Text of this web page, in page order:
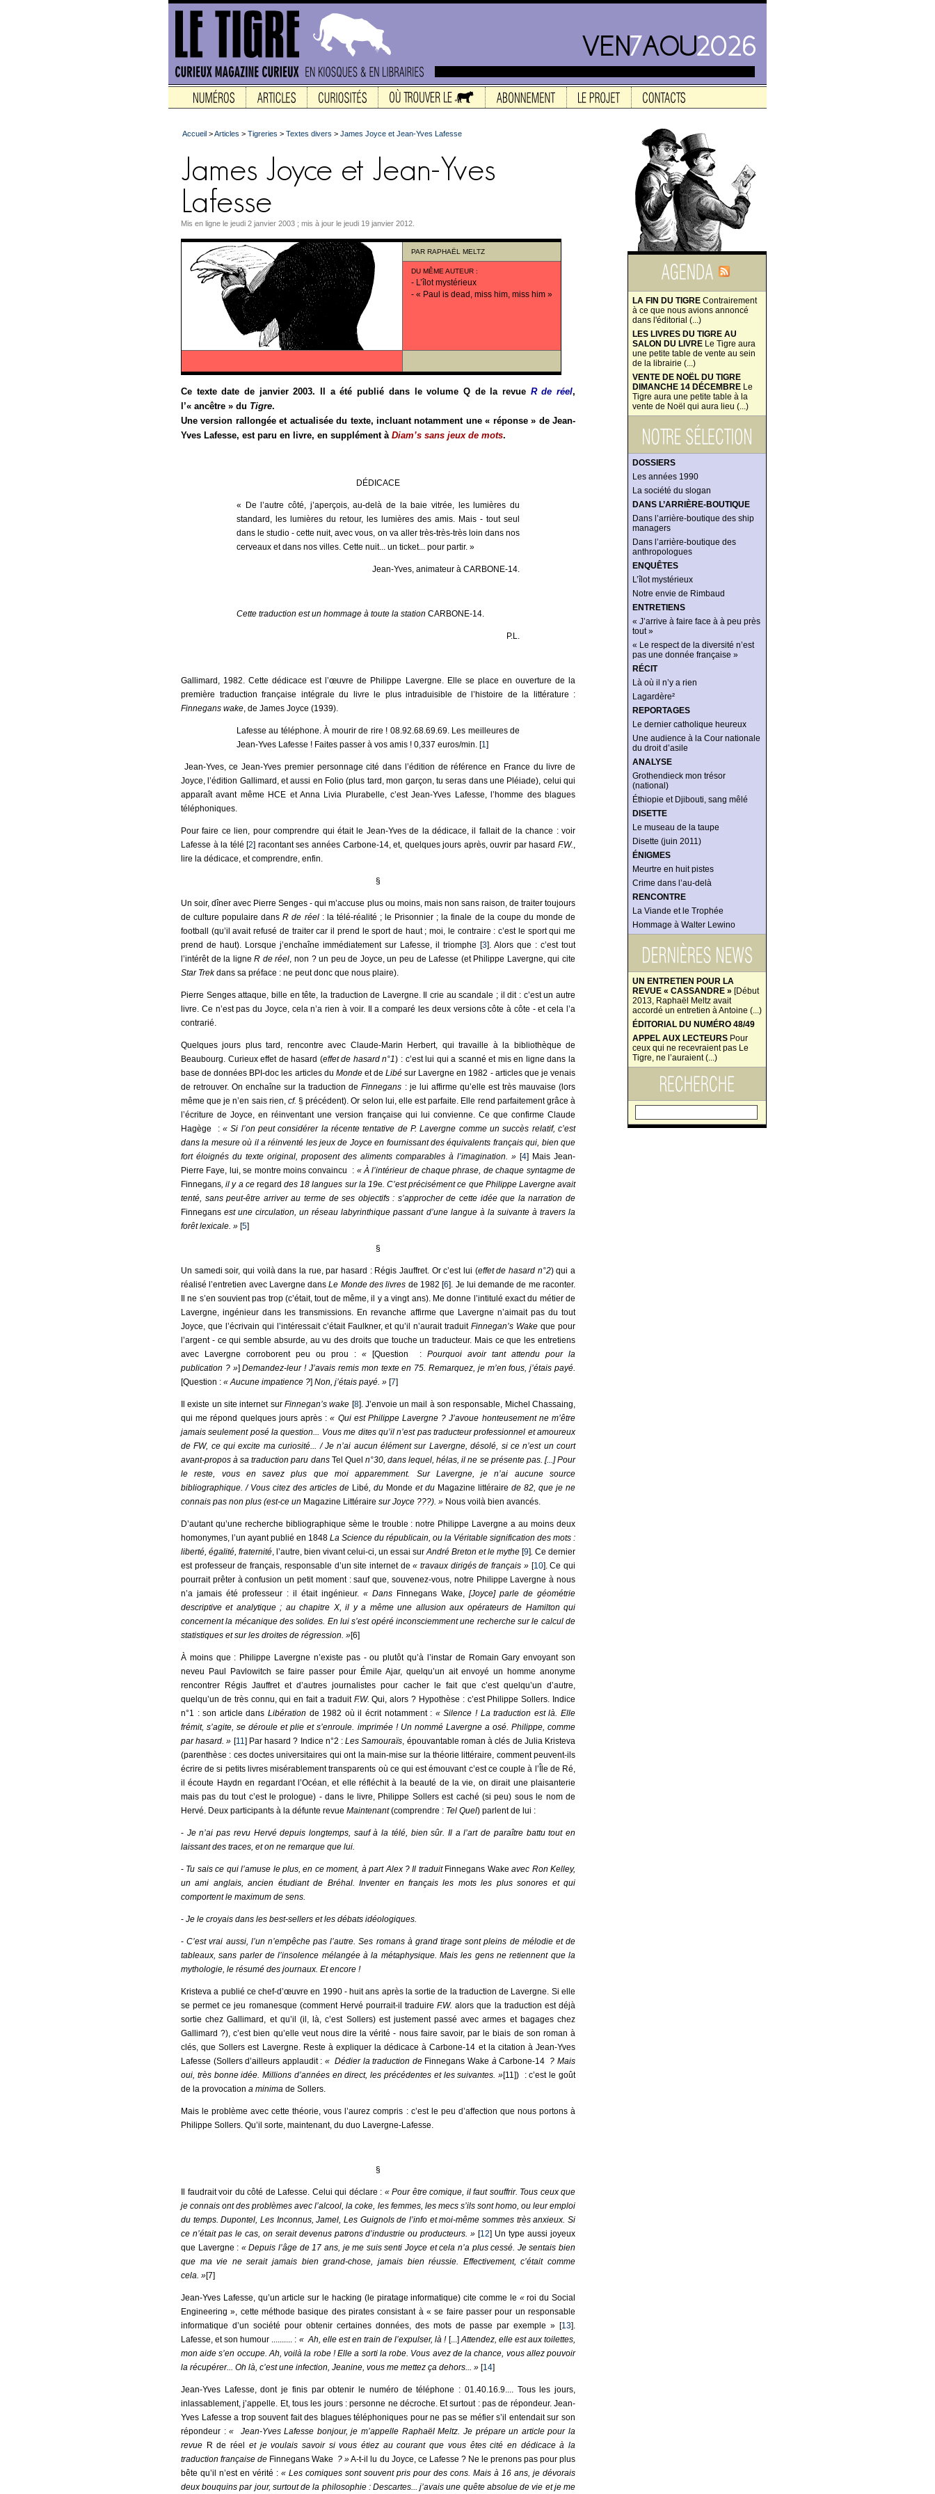
LA FIN DU TIGRE Contrairement
à ce que nous avions annoncé
dans l'éditorial (...)
LES LIVRES DU TIGRE AU
SALON DU LIVRE Le Tigre aura
une petite table de vente au sein
de la librairie (...)
VENTE DE NOËL DU TIGRE
DIMANCHE 14 DÉCEMBRE Le
Tigre aura une petite table à la
vente de Noël qui aura lieu (...)
DOSSIERS
Les années 1990
La société du slogan
DANS L’ARRIÈRE-BOUTIQUE
Dans l’arrière-boutique des ship
managers
Dans l’arrière-boutique des
anthropologues
ENQUÊTES
L’îlot mystérieux
Notre envie de Rimbaud
ENTRETIENS
« J’arrive à faire face à à peu près
tout »
« Le respect de la diversité n’est
pas une donnée française »
RÉCIT
Là où il n’y a rien
Lagardère²
REPORTAGES
Le dernier catholique heureux
Une audience à la Cour nationale
du droit d’asile
ANALYSE
Grothendieck mon trésor
(national)
Éthiopie et Djibouti, sang mêlé
DISETTE
Le museau de la taupe
Disette (juin 2011)
ÉNIGMES
Meurtre en huit pistes
Crime dans l’au-delà
RENCONTRE
La Viande et le Trophée
Hommage à Walter Lewino
UN ENTRETIEN POUR LA
REVUE « CASSANDRE » [Début
2013, Raphaël Meltz avait
accordé un entretien à Antoine (...)
ÉDITORIAL DU NUMÉRO 48/49
APPEL AUX LECTEURS Pour
ceux qui ne recevraient pas Le
Tigre, ne l’auraient (...)
Accueil >Articles > Tigreries > Textes divers > James Joyce et Jean-Yves Lafesse
Mis en ligne le jeudi 2 janvier 2003 ; mis à jour le jeudi 19 janvier 2012.
PAR RAPHAËL MELTZ
DU MÊME AUTEUR :
- L’îlot mystérieux
- « Paul is dead, miss him, miss him »
Ce texte date de janvier 2003. Il a été publié dans le volume Q de la revue R de réel,
l’« ancêtre » du Tigre.
Une version rallongée et actualisée du texte, incluant notamment une « réponse » de Jean-
Yves Lafesse, est paru en livre, en supplément à Diam’s sans jeux de mots.
DÉDICACE
« De l’autre côté, j’aperçois, au-delà de la baie vitrée, les lumières du
standard, les lumières du retour, les lumières des amis. Mais - tout seul
dans le studio - cette nuit, avec vous, on va aller très-très-très loin dans nos
cerveaux et dans nos villes. Cette nuit... un ticket... pour partir. »
Jean-Yves, animateur à CARBONE-14.
Cette traduction est un hommage à toute la station CARBONE-14.
P.L.
Gallimard, 1982. Cette dédicace est l’œuvre de Philippe Lavergne. Elle se place en ouverture de la
première traduction française intégrale du livre le plus intraduisible de l’histoire de la littérature :
Finnegans wake, de James Joyce (1939).
Lafesse au téléphone. À mourir de rire ! 08.92.68.69.69. Les meilleures de
Jean-Yves Lafesse ! Faites passer à vos amis ! 0,337 euros/min. [1]
Jean-Yves, ce Jean-Yves premier personnage cité dans l’édition de référence en France du livre de
Joyce, l’édition Gallimard, et aussi en Folio (plus tard, mon garçon, tu seras dans une Pléiade), celui qui
apparaît avant même HCE et Anna Livia Plurabelle, c’est Jean-Yves Lafesse, l’homme des blagues
téléphoniques.
Pour faire ce lien, pour comprendre qui était le Jean-Yves de la dédicace, il fallait de la chance : voir
Lafesse à la télé [2] racontant ses années Carbone-14, et, quelques jours après, ouvrir par hasard F.W.,
lire la dédicace, et comprendre, enfin.
§
Un soir, dîner avec Pierre Senges - qui m’accuse plus ou moins, mais non sans raison, de traiter toujours
de culture populaire dansR de réel: la télé-réalité ; le Prisonnier ; la finale de la coupe du monde de
football (qu’il avait refusé de traiter car il prend le sport de haut ; moi, le contraire : c’est le sport qui me
prend de haut). Lorsque j’enchaîne immédiatement sur Lafesse, il triomphe [3]. Alors que : c’est tout
l’intérêt de la ligneR de réel, non ? un peu de Joyce, un peu de Lafesse (et Philippe Lavergne, qui cite
Star Trekdans sa préface : ne peut donc que nous plaire).
Pierre Senges attaque, bille en tête, la traduction de Lavergne. Il crie au scandale ; il dit : c’est un autre
livre. Ce n’est pas du Joyce, cela n’a rien à voir. Il a comparé les deux versions côte à côte - et cela l’a
contrarié.
Quelques jours plus tard, rencontre avec Claude-Marin Herbert, qui travaille à la bibliothèque de
Beaubourg. Curieux effet de hasard (effet de hasard n°1) : c’est lui qui a scanné et mis en ligne dans la
base de données BPI-doc les articles du Mondeet deLibé sur Lavergne en 1982 - articles que je venais
de retrouver. On enchaîne sur la traduction deFinnegans : je lui affirme qu’elle est très mauvaise (lors
même que je n’en sais rien, cf. § précédent). Or selon lui, elle est parfaite. Elle rend parfaitement grâce à
l’écriture de Joyce, en réinventant une version française qui lui convienne. Ce que confirme Claude
Hagège : « Si l’on peut considérer la récente tentative de P. Lavergne comme un succès relatif, c’est
dans la mesure où il a réinventé les jeux de Joyce en fournissant des équivalents français qui, bien que
fort éloignés du texte original, proposent des aliments comparables à l’imagination. » [4] Mais Jean-
Pierre Faye, lui, se montre moins convaincu : « À l’intérieur de chaque phrase, de chaque syntagme de
Finnegans, il y a ce regarddes 18 langues sur la 19e. C’est précisément ce que Philippe Lavergne avait
tenté, sans peut-être arriver au terme de ses objectifs : s’approcher de cette idée que la narration de
Finnegans est une circulation, un réseau labyrinthique passant d’une langue à la suivante à travers la
forêt lexicale. » [5]
§
Un samedi soir, qui voilà dans la rue, par hasard : Régis Jauffret. Or c’est lui (effet de hasard n°2) qui a
réalisé l’entretien avec Lavergne dansLe Monde des livres de 1982 [6]. Je lui demande de me raconter.
Il ne s’en souvient pas trop (c’était, tout de même, il y a vingt ans). Me donne l’intitulé exact du métier de
Lavergne, ingénieur dans les transmissions. En revanche affirme que Lavergne n’aimait pas du tout
Joyce, que l’écrivain qui l’intéressait c’était Faulkner, et qu’il n’aurait traduitFinnegan’s Wake que pour
l’argent - ce qui semble absurde, au vu des droits que touche un traducteur. Mais ce que les entretiens
avec Lavergne corroborent peu ou prou : « [Question : Pourquoi avoir tant attendu pour la
publication ? »]Demandez-leur ! J’avais remis mon texte en 75. Remarquez, je m’en fous, j’étais payé.
[Question : « Aucune impatience ?] Non, j’étais payé. » [7]
Il existe un site internet sur Finnegan’s wake [8]. J’envoie un mail à son responsable, Michel Chassaing,
qui me répond quelques jours après :« Qui est Philippe Lavergne ? J’avoue honteusement ne m’être
jamais seulement posé la question... Vous me dites qu’il n’est pas traducteur professionnel et amoureux
de FW, ce qui excite ma curiosité... / Je n’ai aucun élément sur Lavergne, désolé, si ce n’est un court
avant-propos à sa traduction paru dans Tel Quel n°30, dans lequel, hélas, il ne se présente pas. [...] Pour
le reste, vous en savez plus que moi apparemment. Sur Lavergne, je n’ai aucune source
bibliographique. / Vous citez des articles de Libé, du Monde et du Magazine littéraire de 82, que je ne
connais pas non plus (est-ce un Magazine Littéraire sur Joyce ???). » Nous voilà bien avancés.
D’autant qu’une recherche bibliographique sème le trouble : notre Philippe Lavergne a au moins deux
homonymes, l’un ayant publié en 1848 La Science du républicain, ou la Véritable signification des mots :
liberté, égalité, fraternité, l’autre, bien vivant celui-ci, un essai surAndré Breton et le mythe [9]. Ce dernier
est professeur de français, responsable d’un site internet de« travaux dirigés de français »[10]. Ce qui
pourrait prêter à confusion un petit moment : sauf que, souvenez-vous, notre Philippe Lavergne à nous
n’a jamais été professeur : il était ingénieur. « Dans Finnegans Wake, [Joyce] parle de géométrie
descriptive et analytique ; au chapitre X, il y a même une allusion aux opérateurs de Hamilton qui
concernent la mécanique des solides. En lui s’est opéré inconsciemment une recherche sur le calcul de
statistiques et sur les droites de régression. »[6]
À moins que : Philippe Lavergne n’existe pas - ou plutôt qu’à l’instar de Romain Gary envoyant son
neveu Paul Pavlowitch se faire passer pour Émile Ajar, quelqu’un ait envoyé un homme anonyme
rencontrer Régis Jauffret et d’autres journalistes pour cacher le fait que c’est quelqu’un d’autre,
quelqu’un de très connu, qui en fait a traduit F.W.Qui, alors ? Hypothèse : c’est Philippe Sollers. Indice
n°1 : son article dans Libération de 1982 où il écrit notamment : « Silence ! La traduction est là. Elle
frémit, s’agite, se déroule et plie et s’enroule. imprimée !Un nommé Lavergne a osé. Philippe, comme
par hasard. » [11] Par hasard ? Indice n°2 :Les Samouraïs, épouvantable roman à clés de Julia Kristeva
(parenthèse : ces doctes universitaires qui ont la main-mise sur la théorie littéraire, comment peuvent-ils
écrire de si petits livres misérablement transparents où ce qui est émouvant c’est ce couple à l’Île de Ré,
il écoute Haydn en regardant l’Océan, et elle réfléchit à la beauté de la vie, on dirait une plaisanterie
mais pas du tout c’est le prologue) - dans le livre, Philippe Sollers est caché (si peu) sous le nom de
Hervé. Deux participants à la défunte revue Maintenant(comprendre : Tel Quel) parlent de lui :
- Je n’ai pas revu Hervé depuis longtemps, sauf à la télé, bien sûr. Il a l’art de paraître battu tout en
laissant des traces, et on ne remarque que lui.
- Tu sais ce qui l’amuse le plus, en ce moment, à part Alex ? Il traduit Finnegans Wake avec Ron Kelley,
un ami anglais, ancien étudiant de Bréhal. Inventer en français les mots les plus sonores et qui
comportent le maximum de sens.
- Je le croyais dans les best-sellers et les débats idéologiques.
-C’est vrai aussi, l’un n’empêche pas l’autre. Ses romans à grand tirage sont pleins de mélodie et de
tableaux, sans parler de l’insolence mélangée à la métaphysique. Mais les gens ne retiennent que la
mythologie, le résumé des journaux. Et encore !
Kristeva a publié ce chef-d’œuvre en 1990 - huit ans après la sortie de la traduction de Lavergne. Si elle
se permet ce jeu romanesque (comment Hervé pourrait-il traduireF.W. alors que la traduction est déjà
sortie chez Gallimard, et qu’il (il, là, c’est Sollers) est justement passé avec armes et bagages chez
Gallimard ?), c’est bien qu’elle veut nous dire la vérité - nous faire savoir, par le biais de son roman à
clés, que Sollers est Lavergne. Reste à expliquer la dédicace à Carbone-14 et la citation à Jean-Yves
Lafesse (Sollers d’ailleurs applaudit : « Dédier la traduction de Finnegans Wake àCarbone-14 ? Mais
oui, très bonne idée. Millions d’années en direct, les précédentes et les suivantes. »[11]) : c’est le goût
de la provocation a minima de Sollers.
Mais le problème avec cette théorie, vous l’aurez compris : c’est le peu d’affection que nous portons à
Philippe Sollers. Qu’il sorte, maintenant, du duo Lavergne-Lafesse.
§
Il faudrait voir du côté de Lafesse. Celui qui déclare : « Pour être comique, il faut souffrir. Tous ceux que
je connais ont des problèmes avec l’alcool, la coke, les femmes, les mecs s’ils sont homo, ou leur emploi
du temps. Dupontel, Les Inconnus, Jamel, Les Guignols de l’info et moi-même sommes très anxieux. Si
ce n’était pas le cas, on serait devenus patrons d’industrie ou producteurs. » [12] Un type aussi joyeux
que Lavergne : « Depuis l’âge de 17 ans, je me suis senti Joyce et cela n’a plus cessé. Je sentais bien
que ma vie ne serait jamais bien grand-chose, jamais bien réussie. Effectivement, c’était comme
cela. »[7]
Jean-Yves Lafesse, qu’un article sur le hacking (le piratage informatique) cite comme le «roi du Social
Engineering », cette méthode basique des pirates consistant à « se faire passer pour un responsable
informatique d’un société pour obtenir certaines données, des mots de passe par exemple » [13].
Lafesse, et son humour .......... : « Ah, elle est en train de l’expulser, là ! [...] Attendez, elle est aux toilettes,
mon aide s’en occupe. Ah, voilà la robe ! Elle a sorti la robe. Vous avez de la chance, vous allez pouvoir
la récupérer... Oh là, c’est une infection, Jeanine, vous me mettez ça dehors... » [14]
Jean-Yves Lafesse, dont je finis par obtenir le numéro de téléphone : 01.40.16.9.... Tous les jours,
inlassablement, j’appelle. Et, tous les jours : personne ne décroche. Et surtout : pas de répondeur. Jean-
Yves Lafesse a trop souvent fait des blagues téléphoniques pour ne pas se méfier s’il entendait sur son
répondeur :« Jean-Yves Lafesse bonjour, je m’appelle Raphaël Meltz. Je prépare un article pour la
revue R de réel
et je voulais savoir si vous étiez au courant que vous êtes cité en dédicace à la
traduction française de Finnegans Wake ? »A-t-il lu du Joyce, ce Lafesse ? Ne le prenons pas pour plus
bête qu’il n’est en vérité : « Les comiques sont souvent pris pour des cons. Mais à 16 ans, je dévorais
deux bouquins par jour, surtout de la philosophie : Descartes... j’avais une quête absolue de vie et je me